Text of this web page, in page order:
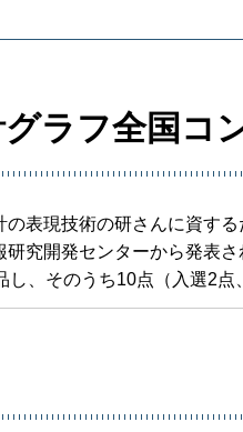
ラフ全国コ
表現技術の研さんに資す
究開発センターから発表さ
し、そのうち10点（入選2点